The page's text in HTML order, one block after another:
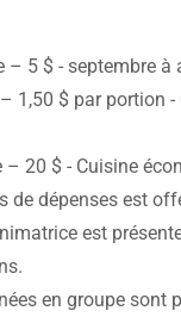
– 5 $ - septembre
1,50 $ par portion
– 20 $ - Cuisine
de dépenses est
est
en groupe sont